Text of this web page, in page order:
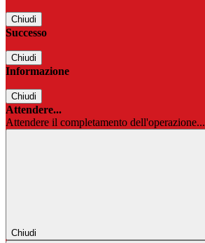
Chiudi
Successo
Chiudi
Informazione
Chiudi
Attendere...
Attendere il completamento dell'operazione...
Chiudi